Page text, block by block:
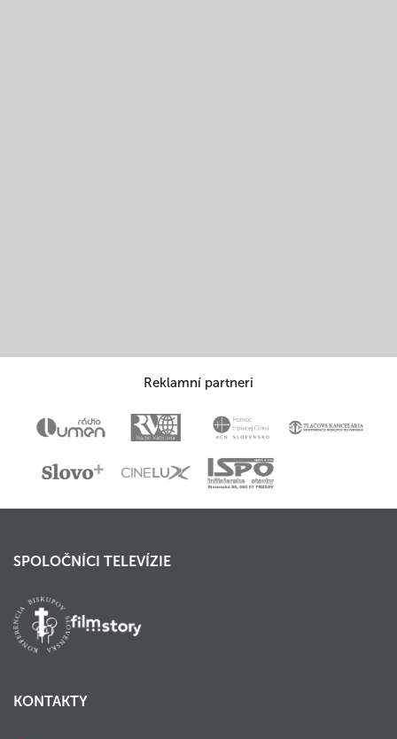
Reklamní partneri
SPOLOČNÍCI TELEVÍZIE
KONTAKTY